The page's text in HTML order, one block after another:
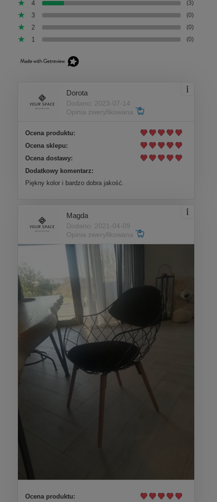
4 (3)
3 (0)
2 (0)
1 (0)
Dorota
Dodano: 2023-07-14
Opinia zweryfikowana
Ocena produktu:
Ocena sklepu:
Ocena dostawy:
Dodatkowy komentarz:
Piękny kolor i bardzo dobra jakość.
Magda
Dodano: 2021-04-09
Opinia zweryfikowana
Ocena produktu: